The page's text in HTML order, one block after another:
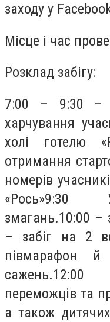
заходу у
Місце і час
Розклад забігу:
7:00 – 9:30 –
харчування
холі готелю
отримання
номерів
«Рось»9:30
змагань.10:00 –
– забіг на 2
півмарафон
переможців та
а також